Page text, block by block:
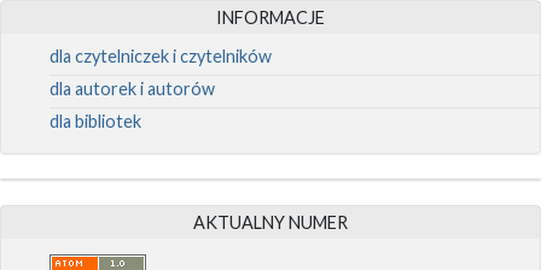
INFORMACJE
dla czytelniczek i czytelników
dla autorek i autorów
dla bibliotek
AKTUALNY NUMER